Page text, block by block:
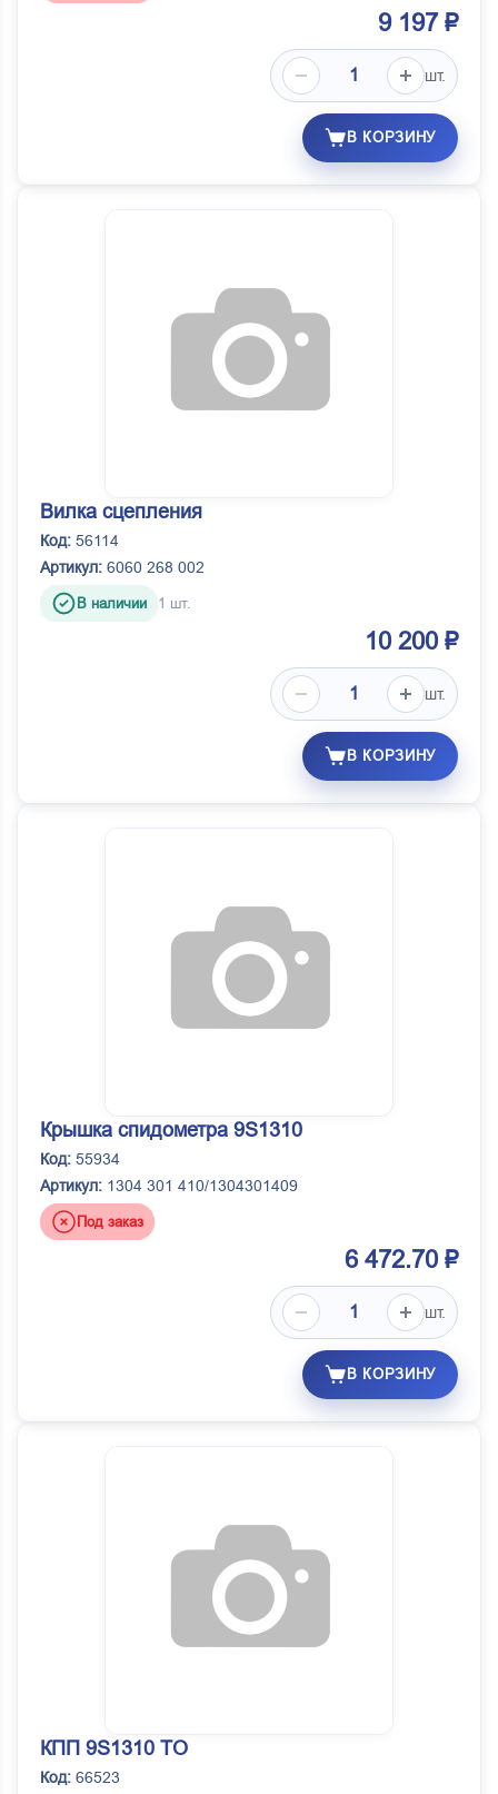
9 197 ₽
шт.
В КОРЗИНУ
Вилка сцепления
Код: 56114
Артикул: 6060 268 002
В наличии 1 шт.
10 200 ₽
шт.
В КОРЗИНУ
Крышка спидометра 9S1310
Код: 55934
Артикул: 1304 301 410/1304301409
Под заказ
6 472.70 ₽
шт.
В КОРЗИНУ
КПП 9S1310 TO
Код: 66523